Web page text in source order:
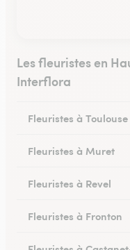
Les fleuristes en
Interflora
Fleuristes à Toulouse
Fleuristes à Muret
Fleuristes à Revel
Fleuristes à Fronton